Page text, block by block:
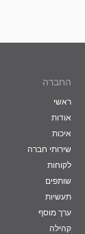
החברה
ראשי
אודות
איכות
שירותי חברה
לקוחות
שותפים
תעשיות
ערך מוסף
קהילה